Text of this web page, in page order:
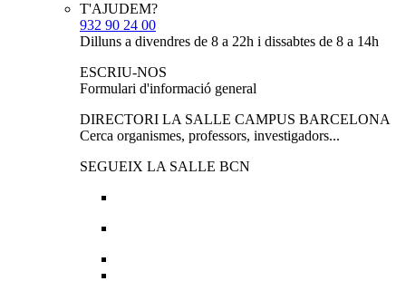
T'AJUDEM?
932 90 24 00
Dilluns a divendres de 8 a 22h i dissabtes de 8 a 14h
ESCRIU-NOS
Formulari d'informació general
DIRECTORI LA SALLE CAMPUS BARCELONA
Cerca organismes, professors, investigadors...
SEGUEIX LA SALLE BCN